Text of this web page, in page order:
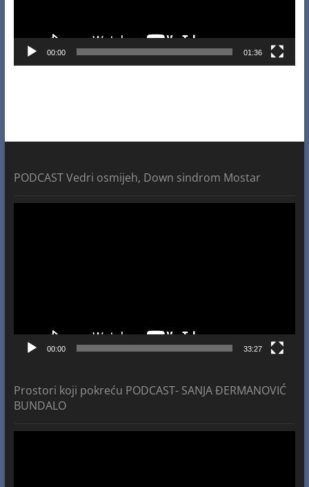
00:00 01:36
PODCAST Vedri osmijeh, Down sindrom Mostar
00:00 33:27
Prostori koji pokreću PODCAST- SANJA ĐERMANOVIĆ
BUNDALO